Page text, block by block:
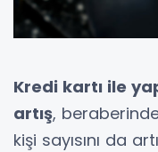
Kredi kartı ile
artış,
kişi sayısını da